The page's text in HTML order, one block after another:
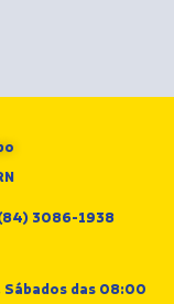
3086-1938
das 08:00